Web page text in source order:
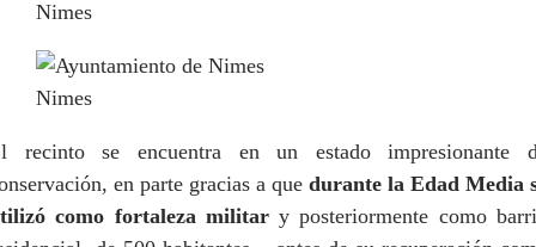
Nimes
Nimes
recinto se encuentra en un estado impresionante
en parte gracias a que durante la Edad Media
como fortaleza military posteriormente como